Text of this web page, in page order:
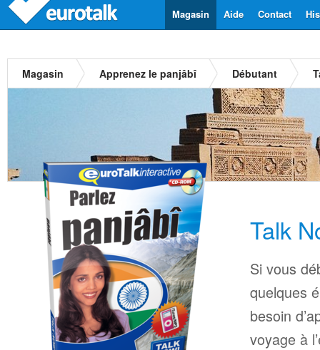
Contact
Aide
Magasin
Magasin Apprenez le panjâbî Débutant
Talk
Si vous
quelques
besoin
voyage à